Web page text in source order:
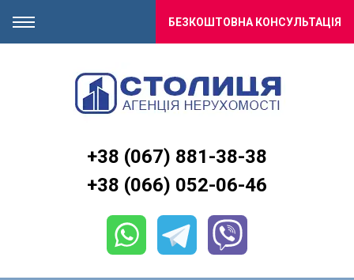
+38 (067) 881-38-38
+38 (066) 052-06-46
БЕЗКОШТОВНА КОНСУЛЬТАЦІЯ